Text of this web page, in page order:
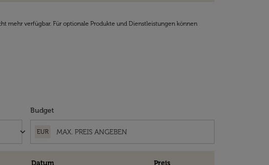
mehr verfügbar. Für optionale Produkte und Dienstleistungen können
keyboard_arrow_down
Budget
EUR
Datum Preis